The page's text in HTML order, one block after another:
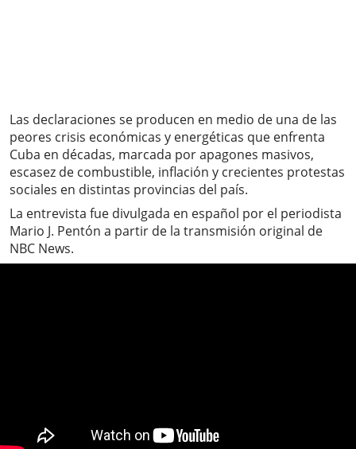
Las declaraciones se producen en medio de una de las
peores crisis económicas y energéticas que enfrenta
Cuba en décadas, marcada por apagones masivos,
escasez de combustible, inflación y crecientes protestas
sociales en distintas provincias del país.
La entrevista fue divulgada en español por el periodista
Mario J. Pentón a partir de la transmisión original de
NBC News.